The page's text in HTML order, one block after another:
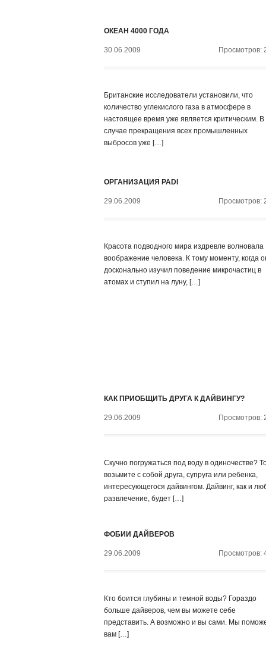
ОКЕАН 4000 ГОДА
30.06.2009 Просмотров:
Британские исследователи установили, что
количество углекислого газа в атмосфере в
настоящее время уже является критическим. В
случае прекращения всех промышленных
выбросов уже […]
ОРГАНИЗАЦИЯ PADI
29.06.2009 Просмотров:
Красота подводного мира издревле волновала
воображение человека. К тому моменту, когда
досконально изучил поведение микрочастиц в
атомах и ступил на луну, […]
КАК ПРИОБЩИТЬ ДРУГА К ДАЙВИНГУ?
29.06.2009 Просмотров:
Скучно погружаться под воду в одиночестве?
возьмите с собой друга, супруга или ребенка,
интересующегося дайвингом. Дайвинг, как и
развлечение, будет […]
ФОБИИ ДАЙВЕРОВ
29.06.2009 Просмотров:
Кто боится глубины и темной воды? Гораздо
больше дайверов, чем вы можете себе
представить. А возможно и вы сами. Мы
вам […]